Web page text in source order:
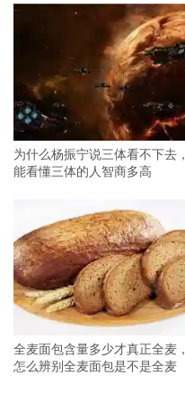
为什么杨振宁说三体看不下去，
能看懂三体的人智商多高
全麦面包含量多少才真正全麦，
怎么辨别全麦面包是不是全麦